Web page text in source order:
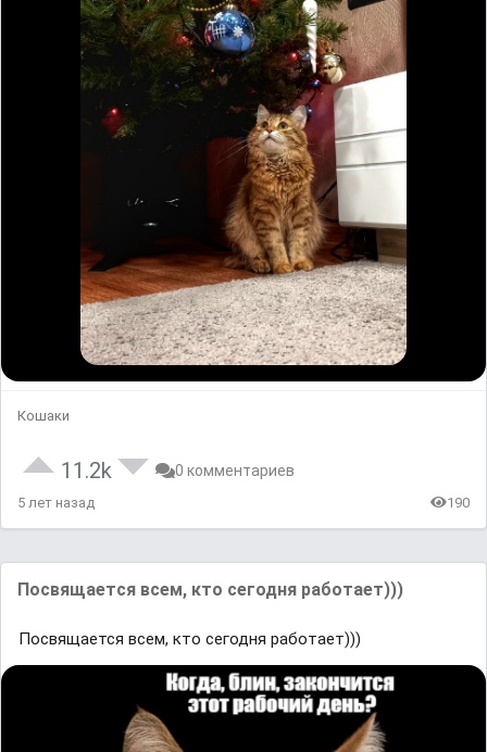
Кошаки
11.2k 0 комментариев
5 лет назад 190
Посвящается всем, кто сегодня работает)))
Посвящается всем, кто сегодня работает)))